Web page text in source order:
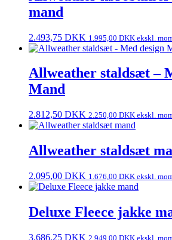
mand
2.493,75 DKK 1.995,00 DKK ekskl.
Allweather staldsæt –
Mand
2.812,50 DKK 2.250,00 DKK ekskl.
Allweather staldsæt
2.095,00 DKK 1.676,00 DKK ekskl.
Deluxe Fleece jakke
3.686,25 DKK 2.949,00 DKK ekskl.